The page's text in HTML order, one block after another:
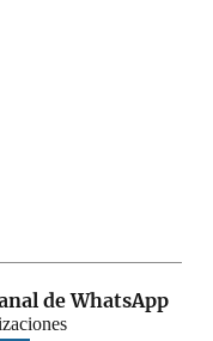
de WhatsApp